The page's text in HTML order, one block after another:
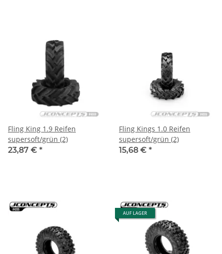
Fling King 1.9 Reifen
supersoft/grün (2)
23,87 € *
Fling Kings 1.0 Reifen
supersoft/grün (2)
15,68 € *
AUF LAGER